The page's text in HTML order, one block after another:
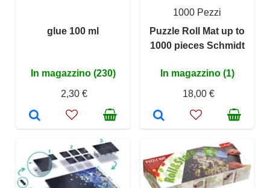
glue 100 ml
In magazzino (230)
2,30 €
1000 Pezzi
Puzzle Roll Mat up to
1000 pieces Schmidt
In magazzino (1)
18,00 €